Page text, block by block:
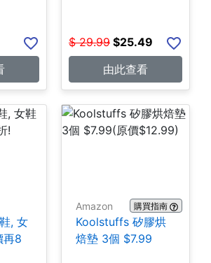
$ 29.99 $25.49
由此查看
, 女
再8
Amazon 購買指南
Koolstuffs 矽膠烘
焙墊 3個 $7.99